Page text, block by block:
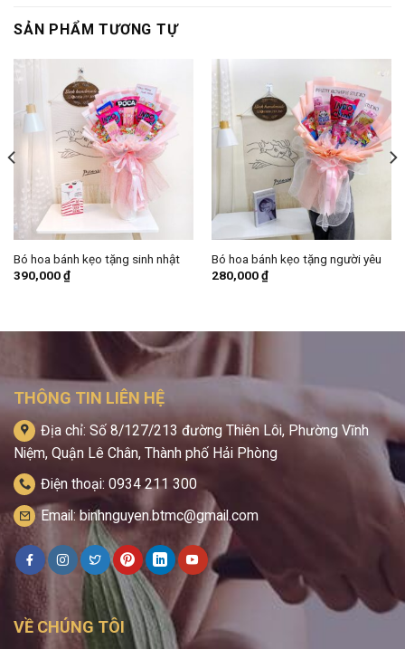
SẢN PHẨM TƯƠNG TỰ
Bó hoa bánh kẹo tặng sinh nhật
390,000₫
Bó hoa bánh kẹo tặng người yêu
280,000₫
THÔNG TIN LIÊN HỆ
Địa chỉ: Số 8/127/213 đường Thiên Lôi, Phường Vĩnh
Niệm, Quận Lê Chân, Thành phố Hải Phòng
Điện thoại: 0934 211 300
Email: binhnguyen.btmc@gmail.com
VỀ CHÚNG TÔI